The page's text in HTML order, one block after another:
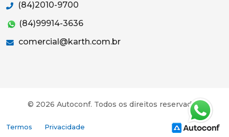
(84)2010-9700
(84)99914-3636
comercial@karth.com.br
© 2026 Autoconf. Todos os direitos reservados.
Termos Privacidade